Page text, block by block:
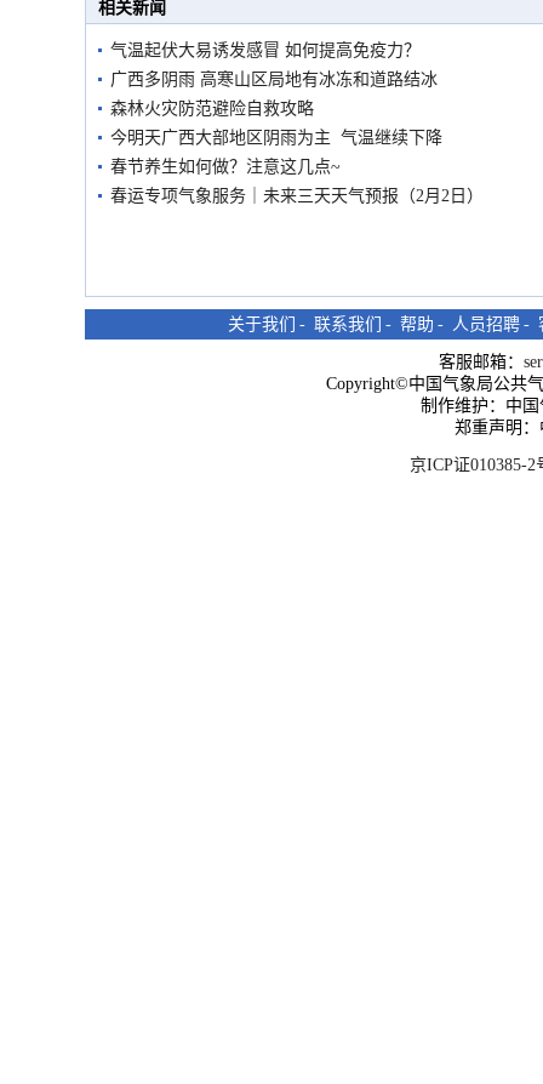
相关新闻
气温起伏大易诱发感冒 如何提高免疫力？
广西多阴雨 高寒山区局地有冰冻和道路结冰
森林火灾防范避险自救攻略
今明天广西大部地区阴雨为主 气温继续下降
春节养生如何做？注意这几点~
春运专项气象服务｜未来三天天气预报（2月2日）
关于我们 - 联系我们 - 帮助 - 人员招聘 -
客服邮箱：
Copyright©中国气象局公共
制作维护：中
郑重声明
京ICP证010385-2